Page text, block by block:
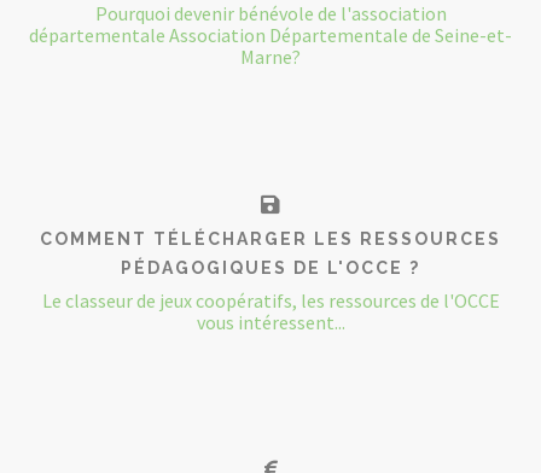
Pourquoi devenir bénévole de l'association
départementale Association Départementale de Seine-et-
Marne?
COMMENT TÉLÉCHARGER LES RESSOURCES
PÉDAGOGIQUES DE L'OCCE ?
Le classeur de jeux coopératifs, les ressources de l'OCCE
vous intéressent...